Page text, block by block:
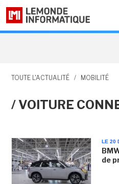
TOUTE L'ACTUALITÉ / MOBILITÉ
/ VOITURE
LE 20
de